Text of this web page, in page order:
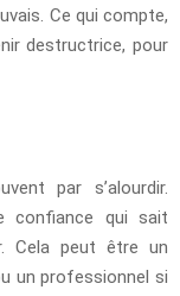
Ce qui compte,
destructrice, pour
par s’alourdir.
confiance qui sait
Cela peut être un
un professionnel si